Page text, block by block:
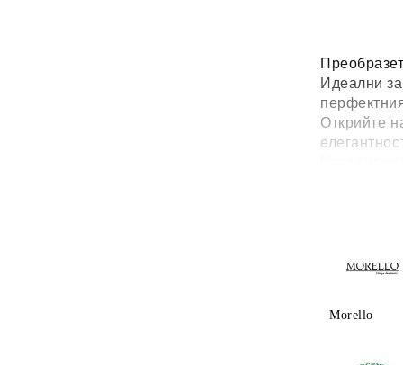
Идеални
Открийте
Morello